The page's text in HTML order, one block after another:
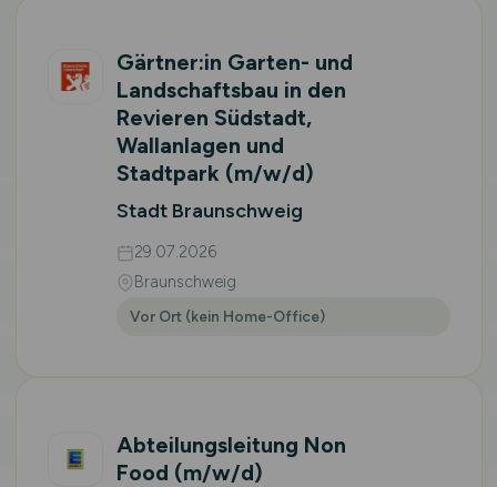
Gärtner:in Garten- und
Landschaftsbau in den
Revieren Südstadt,
Wallanlagen und
Stadtpark (m/w/d)
Stadt Braunschweig
29.07.2026
Braunschweig
Vor Ort (kein Home-Office)
Abteilungsleitung Non
Food (m/w/d)